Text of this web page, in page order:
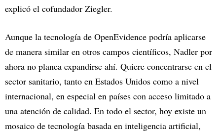
explicó el cofundador Ziegler.
Aunque la tecnología de OpenEvidence podría aplicarse
de manera similar en otros campos científicos, Nadler por
ahora no planea expandirse ahí. Quiere concentrarse en el
sector sanitario, tanto en Estados Unidos como a nivel
internacional, en especial en países con acceso limitado a
una atención de calidad. En todo el sector, hoy existe un
mosaico de tecnología basada en inteligencia artificial,